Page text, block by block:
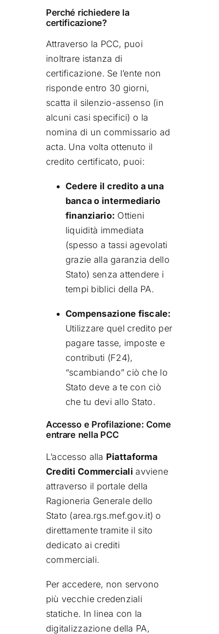
Perché richiedere la
certificazione?
Attraverso la PCC, puoi
inoltrare istanza di
certificazione. Se l’ente non
risponde entro 30 giorni,
scatta il silenzio-assenso (in
alcuni casi specifici) o la
nomina di un commissario ad
acta. Una volta ottenuto il
credito certificato, puoi:
Cedere il credito a una
banca o intermediario
finanziario: Ottieni
liquidità immediata
(spesso a tassi agevolati
grazie alla garanzia dello
Stato) senza attendere i
tempi biblici della PA.
Compensazione fiscale:
Utilizzare quel credito per
pagare tasse, imposte e
contributi (F24),
“scambiando” ciò che lo
Stato deve a te con ciò
che tu devi allo Stato.
Accesso e Profilazione: Come
entrare nella PCC
L’accesso alla Piattaforma
Crediti Commerciali avviene
attraverso il portale della
Ragioneria Generale dello
Stato (area.rgs.mef.gov.it) o
direttamente tramite il sito
dedicato ai crediti
commerciali.
Per accedere, non servono
più vecchie credenziali
statiche. In linea con la
digitalizzazione della PA,